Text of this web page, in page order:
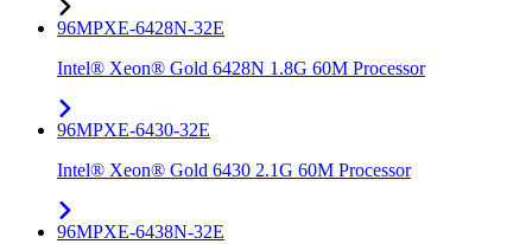
96MPXE-6428N-32E
Intel® Xeon® Gold 6428N 1.8G 60M Processor
96MPXE-6430-32E
Intel® Xeon® Gold 6430 2.1G 60M Processor
96MPXE-6438N-32E